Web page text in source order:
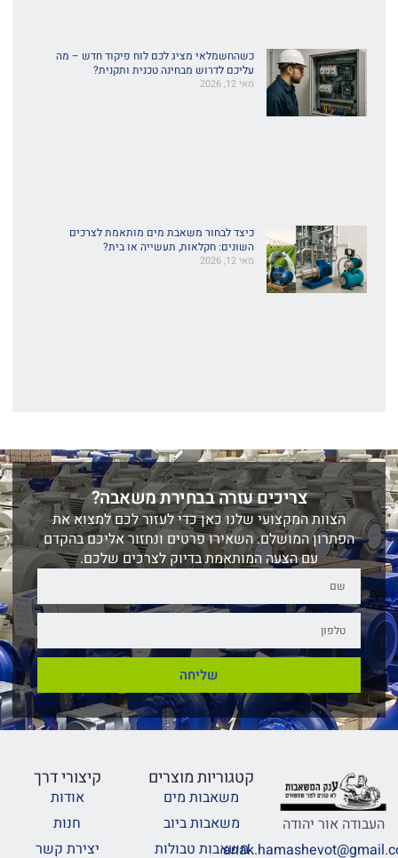
כשהחשמלאי מציג לכם לוח פיקוד חדש – מה
עליכם לדרוש מבחינה טכנית ותקנית?
מאי 12, 2026
כיצד לבחור משאבת מים מותאמת לצרכים
השונים: חקלאות, תעשייה או בית?
מאי 12, 2026
צריכים עזרה בבחירת משאבה?
הצוות המקצועי שלנו כאן כדי לעזור לכם למצוא את
הפתרון המושלם. השאירו פרטים ונחזור אליכם בהקדם
עם הצעה המותאמת בדיוק לצרכים שלכם.
שליחה
העבודה אור יהודה
קטגוריות מוצרים
משאבות מים
משאבות ביוב
משאבות טבולות
קיצורי דרך
אודות
חנות
יצירת קשר